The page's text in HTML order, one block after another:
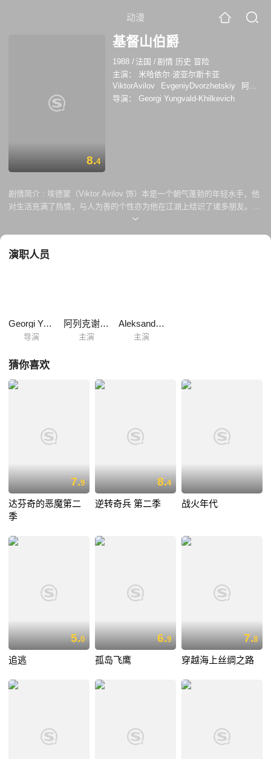
动漫
8.4
基督山伯爵
1988 / 法国 /剧情 历史 冒险
主演：
米哈依尔·波亚尔斯卡亚
ViktorAvilov
EvgeniyDvorzhetskiy
阿列
克谢·扎尔科夫
安娜·萨莫基娜
斯维特兰
导演： Georgi Yungvald-Khilkevich
剧情简介 : 埃德蒙（Viktor Avilov 饰）本是一个朝气蓬勃的年轻水手，他
对生活充满了热情，与人为善的个性亦为他在江湖上结识了诸多朋友。梅
塞迪丝（Anna Samokhina 饰）是埃德蒙心爱的姑娘，当埃德蒙完成了此
Arnis Licitis 饰），利用莫须有的罪名将埃德蒙送入了大牢。 十七年过去
演职人员
Georgi Yungvald-Khilkevich
导演
阿列克谢·扎尔科夫
主演
Aleksandr Slastin
主演
猜你喜欢
7.9
达芬奇的恶魔第二
季
8.4
逆转奇兵 第二季 战火年代
5.0
追逃
6.9
孤岛飞鹰
7.8
穿越海上丝绸之路